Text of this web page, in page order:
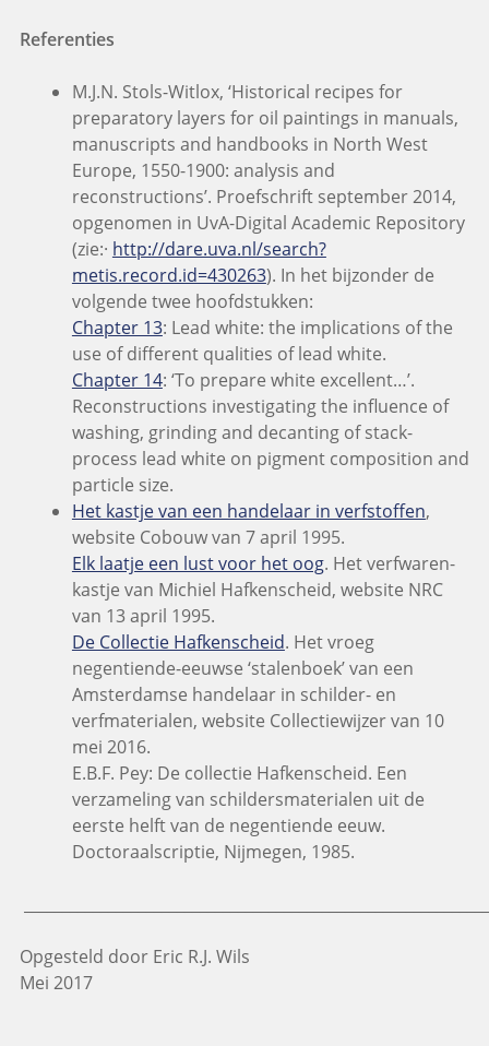
Referenties
M.J.N. Stols-Witlox, ‘Historical recipes for
preparatory layers for oil paintings in manuals,
manuscripts and handbooks in North West
Europe, 1550-1900: analysis and
reconstructions’. Proefschrift september 2014,
opgenomen in UvA-Digital Academic Repository
(zie:· http://dare.uva.nl/search?
metis.record.id=430263). In het bijzonder de
volgende twee hoofdstukken:
Chapter 13: Lead white: the implications of the
use of different qualities of lead white.
Chapter 14: ‘To prepare white excellent…’.
Reconstructions investigating the influence of
washing, grinding and decanting of stack-
process lead white on pigment composition and
particle size.
Het kastje van een handelaar in verfstoffen,
website Cobouw van 7 april 1995.
Elk laatje een lust voor het oog. Het verfwaren-
kastje van Michiel Hafkenscheid, website NRC
van 13 april 1995.
De Collectie Hafkenscheid. Het vroeg
negentiende-eeuwse ‘stalenboek’ van een
Amsterdamse handelaar in schilder- en
verfmaterialen, website Collectiewijzer van 10
mei 2016.
E.B.F. Pey: De collectie Hafkenscheid. Een
verzameling van schildersmaterialen uit de
eerste helft van de negentiende eeuw.
Doctoraalscriptie, Nijmegen, 1985.
Opgesteld door Eric R.J. Wils
Mei 2017